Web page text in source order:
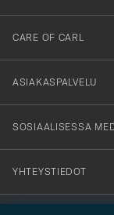
dig
till
vårt
nyhetsbrev!
CARE OF CARL
ASIAKASPALVELU
SOSIAALISESSA
YHTEYSTIEDOT